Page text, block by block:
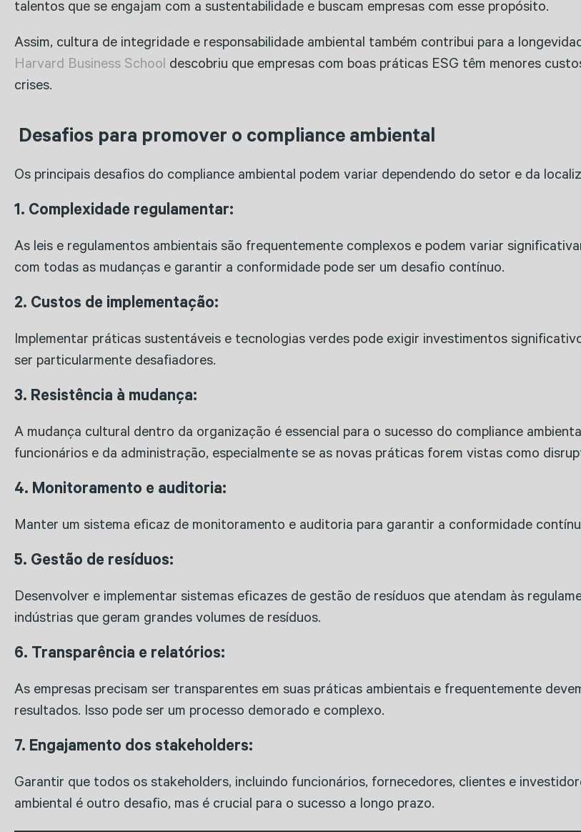
talentos que se engajam com a sustentabilidade e buscam empresas com esse propósito.
Assim, cultura de integridade e responsabilidade ambiental também contribui para a
Harvard Business School descobriu que empresas com boas práticas ESG têm menores
crises.
Desafios para promover o compliance ambiental
Os principais desafios do compliance ambiental podem variar dependendo do setor e da
1. Complexidade regulamentar:
As leis e regulamentos ambientais são frequentemente complexos e podem variar
com todas as mudanças e garantir a conformidade pode ser um desafio contínuo.
2. Custos de implementação:
Implementar práticas sustentáveis e tecnologias verdes pode exigir investimentos
ser particularmente desafiadores.
3. Resistência à mudança:
A mudança cultural dentro da organização é essencial para o sucesso do compliance
funcionários e da administração, especialmente se as novas práticas forem vistas como
4. Monitoramento e auditoria:
Manter um sistema eficaz de monitoramento e auditoria para garantir a conformidade
5. Gestão de resíduos:
Desenvolver e implementar sistemas eficazes de gestão de resíduos que atendam às
indústrias que geram grandes volumes de resíduos.
6. Transparência e relatórios:
As empresas precisam ser transparentes em suas práticas ambientais e frequentemente
resultados. Isso pode ser um processo demorado e complexo.
7. Engajamento dos stakeholders:
Garantir que todos os stakeholders, incluindo funcionários, fornecedores, clientes e
ambiental é outro desafio, mas é crucial para o sucesso a longo prazo.